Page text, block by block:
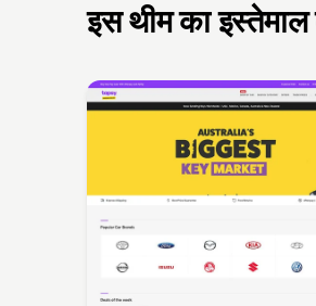
इस थीम का